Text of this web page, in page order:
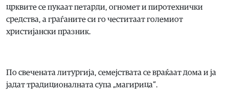
црквите се пукаат петарди, огномет и пиротехнички
средства, а граѓаните си го честитаат големиот
христијански празник.
По свечената литургија, семејствата се враќаат дома и ја
јадат традиционалната супа „магирица“.